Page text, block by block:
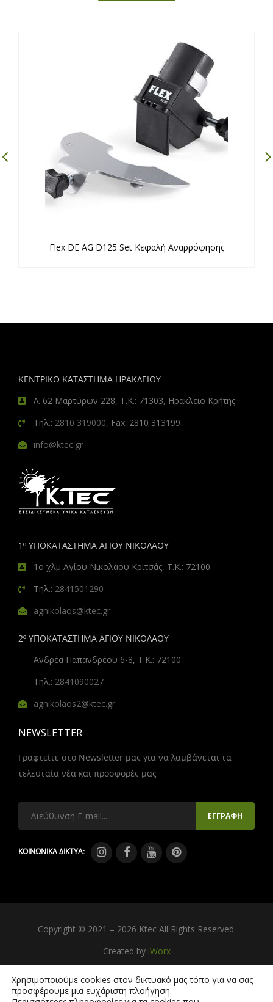
Flex DE AG D125 Set Κεφαλή Αναρρόφησης
ΚΕΝΤΡΙΚΟ ΚΑΤΑΣΤΗΜΑ ΗΡΑΚΛΕΙΟΥ
Λ. 62 Μαρτύρων 228, Τ.Κ.: 71303, Ηράκλειο Κρήτης
Τηλ.: 2810 319000, Fax: 2810 313199
info@ktec.gr
1º ΥΠΟΚΑΤΑΣΤΗΜΑ ΑΓΙΟΥ ΝΙΚΟΛΑΟΥ
1ο χλμ Αγίου Νικολάου Κριτσάς, Τ.Κ.: 72100
Τηλ.: 2841501290
agnikolaos@ktec.gr
2º ΥΠΟΚΑΤΑΣΤΗΜΑ ΑΓΙΟΥ ΝΙΚΟΛΑΟΥ
Ανδρέα Παπανδρέου 6-8, Τ.Κ.: 72100
Τηλ.: 2841090027
agnikolaos2@ktec.gr
NEWSLETTER
Γραφτείτε στο Newsletter μας για να λαμβάνεται τα
τελευταία νέα και προσφορές μας
ΚΟΙΝΩΝΙΚΑ ΔΙΚΤΥΑ:
Copyright © 2021 – 2026 Ktec All Rights Reserved.
Created by iWorx
Χρησιμοποιούμε cookies στον δικτυακό μας τόπο για να σας
προσφέρουμε μια ευχάριστη πλοήγηση.